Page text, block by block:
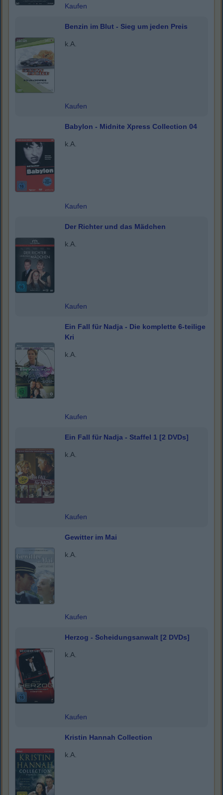
Kaufen
Benzin im Blut - Sieg um jeden Preis
k.A.
Kaufen
Babylon - Midnite Xpress Collection 04
k.A.
Kaufen
Der Richter und das Mädchen
k.A.
Kaufen
Ein Fall für Nadja - Die komplette 6-teilige
Kri
k.A.
Kaufen
Ein Fall für Nadja - Staffel 1 [2 DVDs]
k.A.
Kaufen
Gewitter im Mai
k.A.
Kaufen
Herzog - Scheidungsanwalt [2 DVDs]
k.A.
Kaufen
Kristin Hannah Collection
k.A.